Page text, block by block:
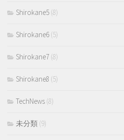
Shirokane5 (8)
Shirokane6 (5)
Shirokane7 (8)
Shirokane8 (5)
TechNews (8)
未分類 (9)